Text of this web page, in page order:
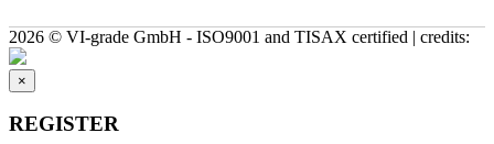
2026 © VI-grade GmbH - ISO9001 and TISAX certified | credits:
×
REGISTER